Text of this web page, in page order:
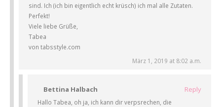
sind. Ich (ich bin eigentlich echt krüsch) ich mal alle Zutaten.
Perfekt!
Viele liebe Grüße,
Tabea
von tabsstyle.com
März 1, 2019 at 8:02 a.m.
Bettina Halbach Reply
Hallo Tabea, oh ja, ich kann dir verpsrechen, die